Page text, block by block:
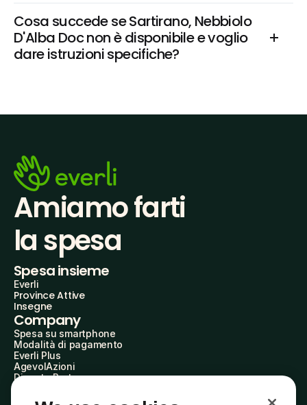
Cosa succede se Sartirano, Nebbiolo
D'Alba Doc non è disponibile e voglio
dare istruzioni specifiche?
Amiamo farti
la spesa
Spesa insieme
Everli
Province Attive
Insegne
Company
Spesa su smartphone
Modalità di pagamento
Everli Plus
AgevolAzioni
Diventa Partner
Everli Shoppers